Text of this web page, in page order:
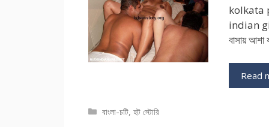
kolkata
indian
বাসায় আশা
Read
Categories
বাংলা-চটি,হট স্টোরি